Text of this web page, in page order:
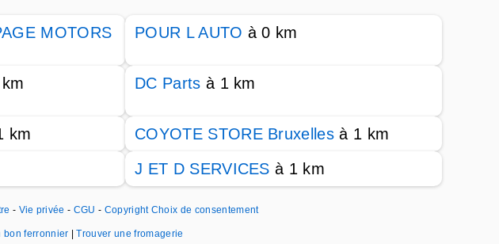
MOTORS
POUR L AUTO à 0 km
DC Parts à 1 km
km COYOTE STORE Bruxelles à 1 km
J ET D SERVICES à 1 km
- Vie privée - CGU - Copyright Choix de consentement
bon ferronnier |Trouver une fromagerie